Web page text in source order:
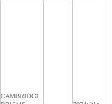
CAMBRIDGE